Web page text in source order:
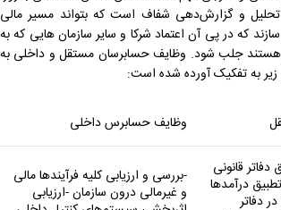
تحلیل و گزارش‌دهی شفاف است که بتواند مسیر مالی
که در پی آن اعتماد شرکا و سایر سازمان هایی که به
هستند جلب شود. وظایف حسابرسان مستقل و داخلی به
به تفکیک آورده شده است:
وظایف حسابرس داخلی
قانونی
درآمدها
دفاتر
-بررسی و ارزیابی کلیه فرآیندها مالی
و غیرمالی درون سازمان -ارزیابی